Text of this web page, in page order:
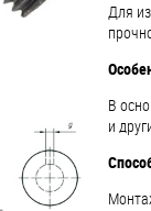
Для
В
и